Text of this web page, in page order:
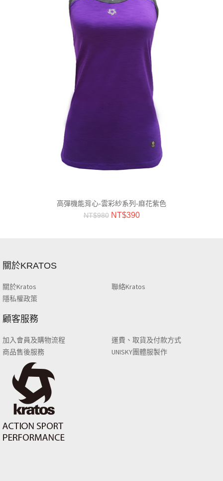
高彈機能背心-雲彩紗系列-麻花紫色
NT$980 NT$390
關於KRATOS
關於Kratos
聯絡Kratos
隱私權政策
顧客服務
加入會員及購物流程
運費、取貨及付款方式
商品售後服務
UNISKY團體服製作